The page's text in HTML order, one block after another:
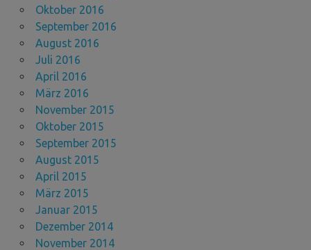
Oktober 2016
September 2016
August 2016
Juli 2016
April 2016
März 2016
November 2015
Oktober 2015
September 2015
August 2015
April 2015
März 2015
Januar 2015
Dezember 2014
November 2014